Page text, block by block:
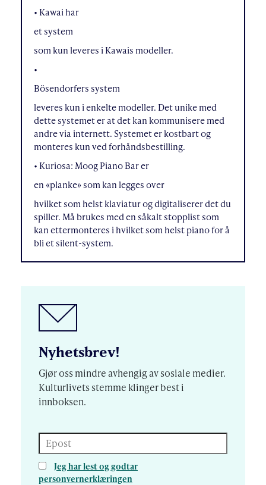
• Kawai har
et system
som kun leveres i Kawais modeller.
•
Bösendorfers system
leveres kun i enkelte modeller. Det unike med
dette systemet er at det kan kommunisere med
andre via internett. Systemet er kostbart og
monteres kun ved forhåndsbestilling.
• Kuriosa: Moog Piano Bar er
en «planke» som kan legges over
hvilket som helst klaviatur og digitaliserer det du
spiller. Må brukes med en såkalt stopplist som
kan ettermonteres i hvilket som helst piano for å
bli et silent-system.
Nyhetsbrev!
Gjør oss mindre avhengig av sosiale medier.
Kulturlivets stemme klinger best i
innboksen.
Epost
Jeg har lest og godtar
personvernerklæringen